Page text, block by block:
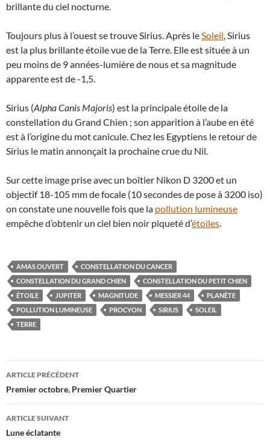
brillante du ciel nocturne.
Toujours plus à l’ouest se trouve Sirius. Après leSoleil, Sirius
est la plus brillante étoile vue de la Terre. Elle est située à un
peu moins de 9 années-lumière de nous et sa magnitude
apparente est de -1,5.
Sirius (Alpha Canis Majoris) est la principale étoile de la
constellation du Grand Chien ; son apparition à l’aube en été
est à l’origine du mot canicule. Chez les Egyptiens le retour de
Sirius le matin annonçait la prochaine crue du Nil.
Sur cette image prise avec un boîtier Nikon D 3200 et un
objectif 18-105 mm de focale (10 secondes de pose à 3200 iso)
on constate une nouvelle fois que la pollution lumineuse
empêche d’obtenir un ciel bien noir piqueté d’étoiles.
AMAS OUVERT
CONSTELLATION DU CANCER
CONSTELLATION DU GRAND CHIEN
CONSTELLATION DU PETIT CHIEN
ÉTOILE
JUPITER MAGNITUDE MESSIER 44
PLANÈTE
POLLUTION LUMINEUSE
PROCYON SIRIUS
SOLEIL
TERRE
Navigation
des
articles
ARTICLE PRÉCÉDENT
Premier octobre, Premier Quartier
ARTICLE SUIVANT
Lune éclatante